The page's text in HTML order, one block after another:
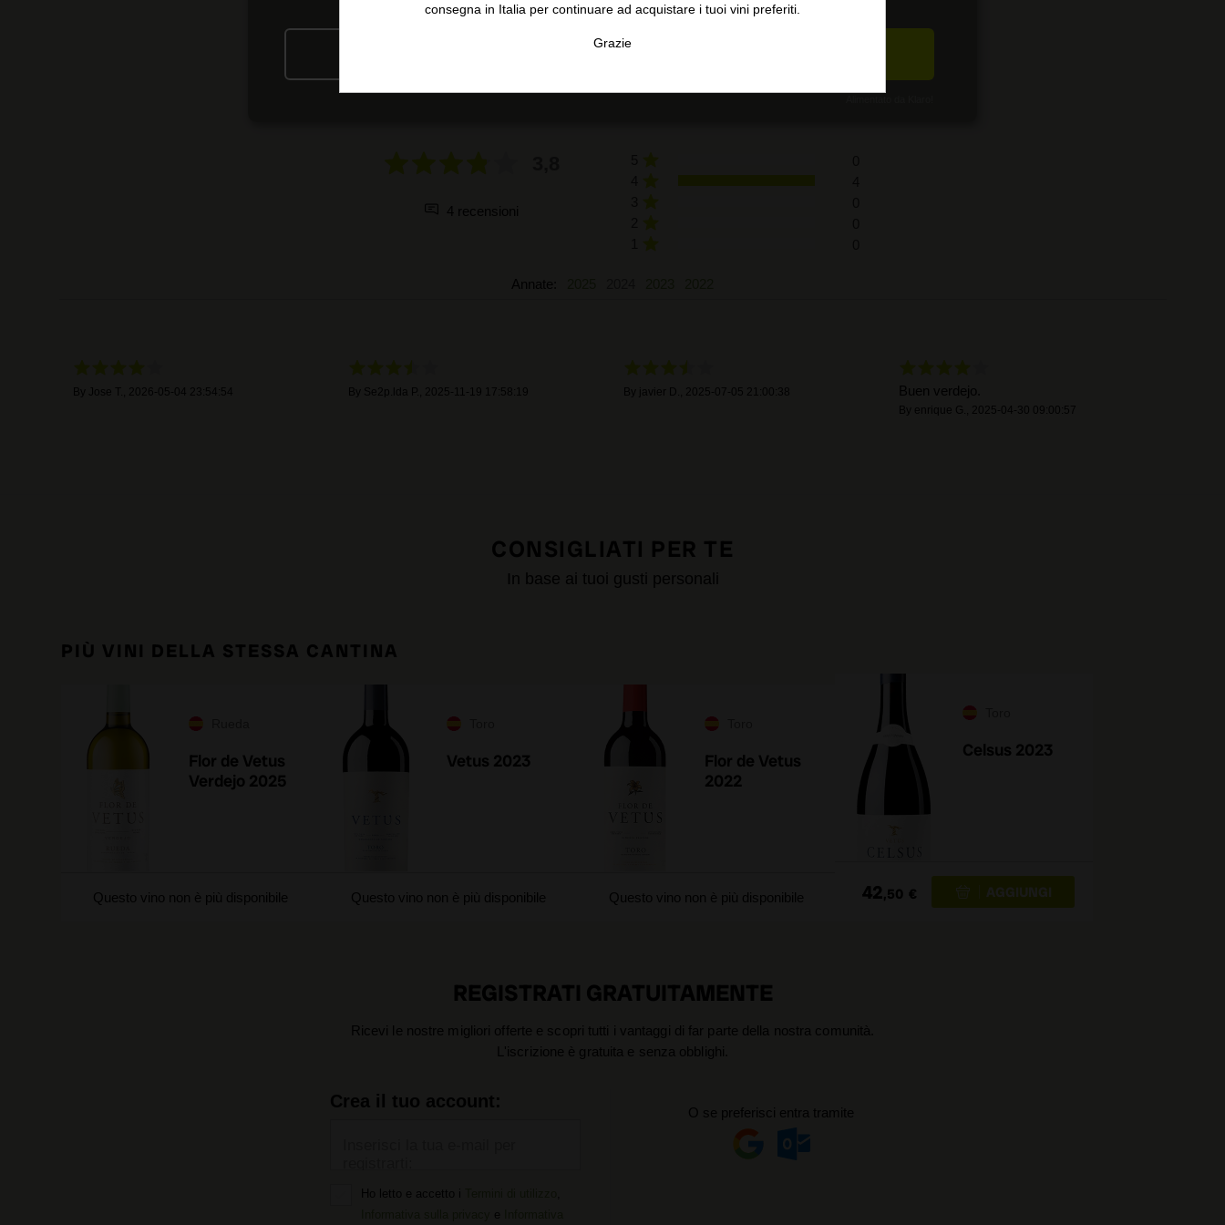
RECENSIONI DEGLI UTENTI
4 recensioni
Annate:
Jose T. 2026-05-04 23:54:54 Se2p.lda P. 2025-11-19 17:58:19 javier D. 2025-07-05 21:00:38 Buen verdejo.
enrique G. 2025-04-30 09:00:57
CONSIGLIATI PER TE
In base ai tuoi gusti personali
PIÙ VINI DELLA STESSA CANTINA
Flor de Vetus
Verdejo 2025
Questo vino non è più disponibile
Vetus 2023
Questo vino non è più disponibile
Flor de Vetus
2022
Questo vino non è più disponibile
Celsus 2023
42,50 €
REGISTRATI GRATUITAMENTE
Ricevi le nostre migliori offerte e scopri tutti i vantaggi di far parte della nostra comunità.
L'iscrizione è gratuita e senza obblighi.
Crea il tuo account:
Ho letto e accetto i
O se preferisci entra tramite
consegna in Italia per continuare ad acquistare i tuoi vini preferiti.
Grazie